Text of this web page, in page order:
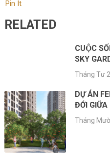
Pin It
RELATED
CUỘC
SKY
Tháng Tư
DỰ ÁN
ĐỚI GIỮA
Tháng